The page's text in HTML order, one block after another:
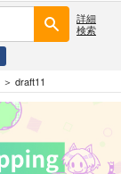
詳細
検索
draft11